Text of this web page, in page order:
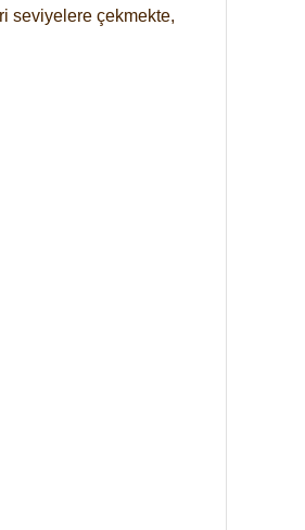
seviyelere çekmekte,